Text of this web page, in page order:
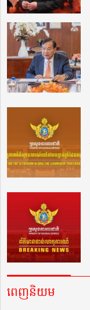
ពេញនិយម